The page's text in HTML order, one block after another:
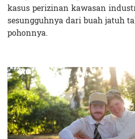
kasus perizinan kawasan
sesungguhnya dari buah jatuh
pohonnya.